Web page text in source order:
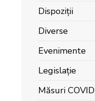
Dispoziții
Diverse
Evenimente
Legislație
Măsuri COVID